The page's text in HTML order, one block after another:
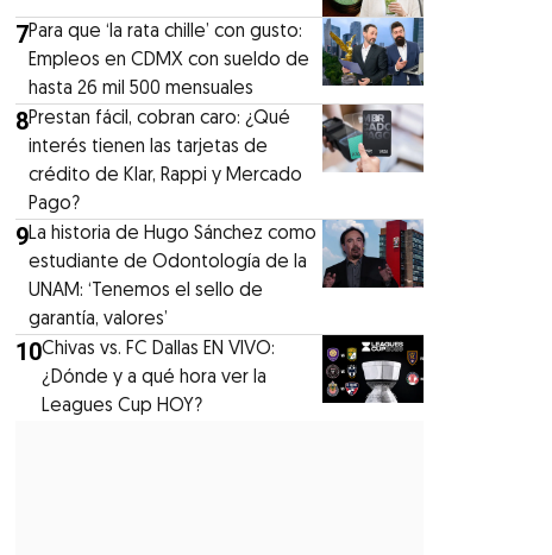
7Para que ‘la rata chille’ con gusto:
Empleos en CDMX con sueldo de
hasta 26 mil 500 mensuales
8Prestan fácil, cobran caro: ¿Qué
interés tienen las tarjetas de
crédito de Klar, Rappi y Mercado
Pago?
9La historia de Hugo Sánchez como
estudiante de Odontología de la
UNAM: ‘Tenemos el sello de
garantía, valores’
10Chivas vs. FC Dallas EN VIVO:
¿Dónde y a qué hora ver la
Leagues Cup HOY?